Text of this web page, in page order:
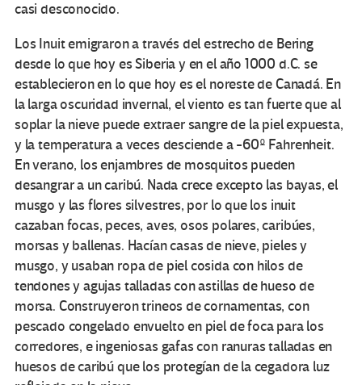
casi desconocido.
Los Inuit emigraron a través del estrecho de Bering
desde lo que hoy es Siberia y en el año 1000 d.C. se
establecieron en lo que hoy es el noreste de Canadá. En
la larga oscuridad invernal, el viento es tan fuerte que al
soplar la nieve puede extraer sangre de la piel expuesta,
y la temperatura a veces desciende a -60º Fahrenheit.
En verano, los enjambres de mosquitos pueden
desangrar a un caribú. Nada crece excepto las bayas, el
musgo y las flores silvestres, por lo que los inuit
cazaban focas, peces, aves, osos polares, caribúes,
morsas y ballenas. Hacían casas de nieve, pieles y
musgo, y usaban ropa de piel cosida con hilos de
tendones y agujas talladas con astillas de hueso de
morsa. Construyeron trineos de cornamentas, con
pescado congelado envuelto en piel de foca para los
corredores, e ingeniosas gafas con ranuras talladas en
huesos de caribú que los protegían de la cegadora luz